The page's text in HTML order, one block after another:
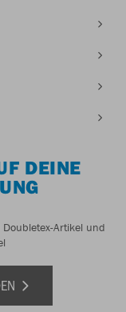
DEINE
Artikel und